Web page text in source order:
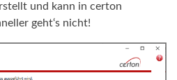
und kann in certon
geht‘s nicht!